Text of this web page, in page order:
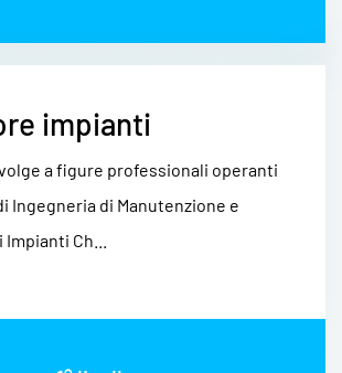
impianti
a figure professionali operanti
Ingegneria di Manutenzione e
Ch...